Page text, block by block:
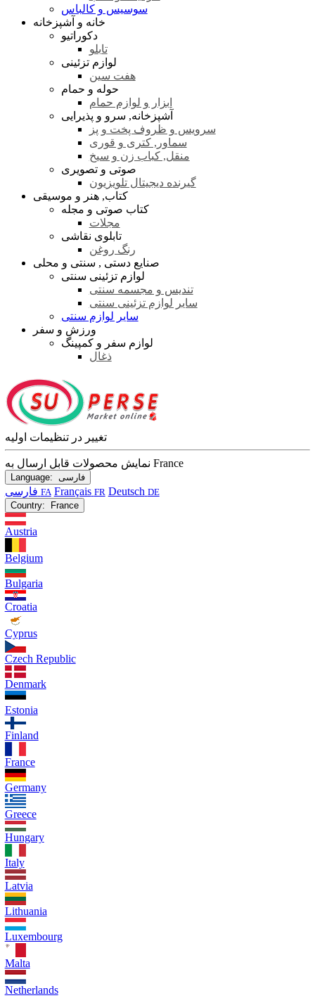
سوسیس و کالباس
خانه و آشپزخانه
دکوراتیو
تابلو
لوازم تزئینی
هفت سین
حوله و حمام
ابزار و لوازم حمام
آشپزخانه, سرو و پذیرایی
سرویس و ظروف پخت و پز
سماور, کتری و قوری
منقل, کباب زن و سیخ
صوتی و تصویری
گیرنده دیجیتال تلویزیون
کتاب, هنر و موسیقی
کتاب صوتی و مجله
مجلات
تابلوی نقاشی
رنگ روغن
صنایع دستی , سنتی و محلی
لوازم تزئینی سنتی
تندیس و مجسمه سنتی
سایر لوازم تزئینی سنتی
سایر لوازم سنتی
ورزش و سفر
لوازم سفر و کمپینگ
ذغال
تغییر در تنظیمات اولیه
نمایش محصولات قابل ارسال به France
Language: فارسی
فارسی FA Français FR Deutsch DE
Country:
France
Austria
Belgium
Bulgaria
Croatia
Cyprus
Czech Republic
Denmark
Estonia
Finland
France
Germany
Greece
Hungary
Italy
Latvia
Lithuania
Luxembourg
Malta
Netherlands